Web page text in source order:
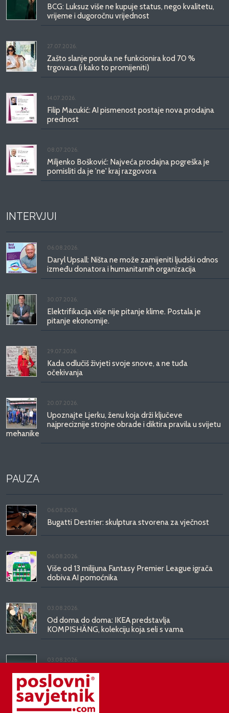
BCG: Luksuz više ne kupuje status, nego kvalitetu,
vrijeme i dugoročnu vrijednost
27.07.2026.
Zašto slanje poruka ne funkcionira kod 70 %
trgovaca (i kako to promijeniti)
14.07.2026.
Filip Macukić: AI pismenost postaje nova prodajna
prednost
08.07.2026.
Miljenko Bošković: Najveća prodajna pogreška je
pomisliti da je 'ne' kraj razgovora
INTERVJUI
06.08.2026.
Daryl Upsall: Ništa ne može zamijeniti ljudski odnos
između donatora i humanitarnih organizacija
30.07.2026.
Elektrifikacija više nije pitanje klime. Postala je
pitanje ekonomije.
29.07.2026.
Kada odlučiš živjeti svoje snove, a ne tuđa
očekivanja
20.07.2026.
Upoznajte Ljerku, ženu koja drži ključeve
najpreciznije strojne obrade i diktira pravila u svijetu
mehanike
PAUZA
06.08.2026.
Bugatti Destrier: skulptura stvorena za vječnost
06.08.2026.
Više od 13 milijuna Fantasy Premier League igrača
dobiva AI pomoćnika
03.08.2026.
Od doma do doma: IKEA predstavlja
KOMPISHÄNG, kolekciju koja seli s vama
03.08.2026.
Kineski BYD predstavio luksuznu limuzinu veću od
Mercedesove S-klase, obećava domet do 1.000
kilometara